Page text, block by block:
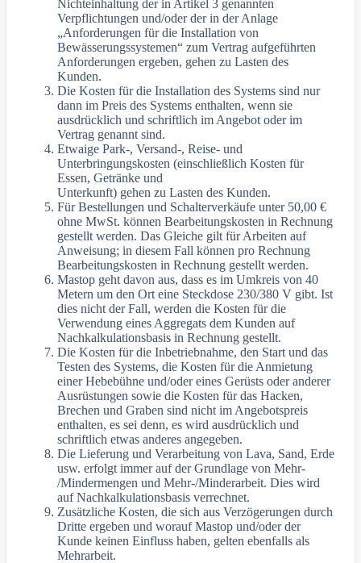
Nichteinhaltung der in Artikel 3 genannten
Verpflichtungen und/oder der in der Anlage
„Anforderungen für die Installation von
Bewässerungssystemen“ zum Vertrag aufgeführten
Anforderungen ergeben, gehen zu Lasten des
Kunden.
Die Kosten für die Installation des Systems sind nur
dann im Preis des Systems enthalten, wenn sie
ausdrücklich und schriftlich im Angebot oder im
Vertrag genannt sind.
Etwaige Park-, Versand-, Reise- und
Unterbringungskosten (einschließlich Kosten für
Essen, Getränke und
Unterkunft) gehen zu Lasten des Kunden.
Für Bestellungen und Schalterverkäufe unter 50,00 €
ohne MwSt. können Bearbeitungskosten in Rechnung
gestellt werden. Das Gleiche gilt für Arbeiten auf
Anweisung; in diesem Fall können pro Rechnung
Bearbeitungskosten in Rechnung gestellt werden.
Mastop geht davon aus, dass es im Umkreis von 40
Metern um den Ort eine Steckdose 230/380 V gibt. Ist
dies nicht der Fall, werden die Kosten für die
Verwendung eines Aggregats dem Kunden auf
Nachkalkulationsbasis in Rechnung gestellt.
Die Kosten für die Inbetriebnahme, den Start und das
Testen des Systems, die Kosten für die Anmietung
einer Hebebühne und/oder eines Gerüsts oder anderer
Ausrüstungen sowie die Kosten für das Hacken,
Brechen und Graben sind nicht im Angebotspreis
enthalten, es sei denn, es wird ausdrücklich und
schriftlich etwas anderes angegeben.
Die Lieferung und Verarbeitung von Lava, Sand, Erde
usw. erfolgt immer auf der Grundlage von Mehr-
/Mindermengen und Mehr-/Minderarbeit. Dies wird
auf Nachkalkulationsbasis verrechnet.
Zusätzliche Kosten, die sich aus Verzögerungen durch
Dritte ergeben und worauf Mastop und/oder der
Kunde keinen Einfluss haben, gelten ebenfalls als
Mehrarbeit.